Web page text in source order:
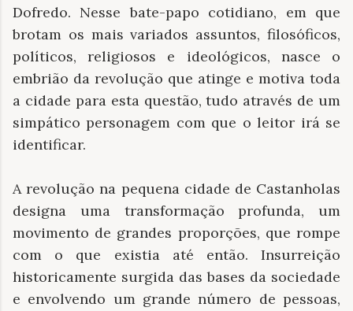
Dofredo. Nesse bate-papo cotidiano, em que
brotam os mais variados assuntos, filosóficos,
políticos, religiosos e ideológicos, nasce o
embrião da revolução que atinge e motiva toda
a cidade para esta questão, tudo através de um
simpático personagem com que o leitor irá se
identificar.
A revolução na pequena cidade de Castanholas
designa uma transformação profunda, um
movimento de grandes proporções, que rompe
com o que existia até então. Insurreição
historicamente surgida das bases da sociedade
e envolvendo um grande número de pessoas,